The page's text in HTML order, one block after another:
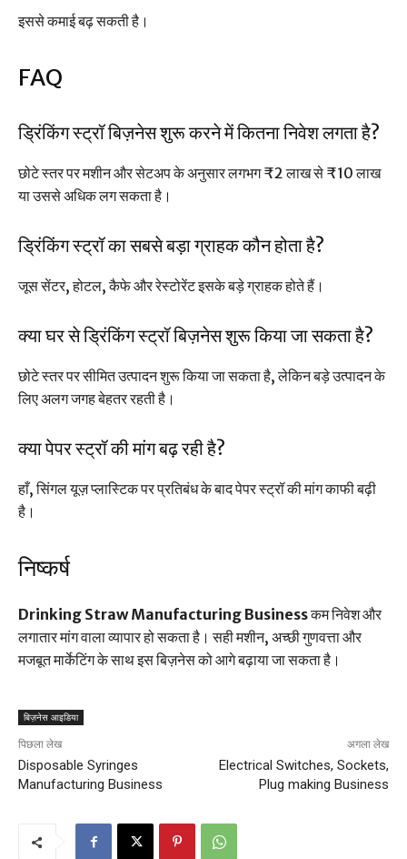
इससे कमाई बढ़ सकती है।
FAQ
ड्रिंकिंग स्ट्रॉ बिज़नेस शुरू करने में कितना निवेश लगता है?
छोटे स्तर पर मशीन और सेटअप के अनुसार लगभग ₹2 लाख से ₹10 लाख
या उससे अधिक लग सकता है।
ड्रिंकिंग स्ट्रॉ का सबसे बड़ा ग्राहक कौन होता है?
जूस सेंटर, होटल, कैफे और रेस्टोरेंट इसके बड़े ग्राहक होते हैं।
क्या घर से ड्रिंकिंग स्ट्रॉ बिज़नेस शुरू किया जा सकता है?
छोटे स्तर पर सीमित उत्पादन शुरू किया जा सकता है, लेकिन बड़े उत्पादन के
लिए अलग जगह बेहतर रहती है।
क्या पेपर स्ट्रॉ की मांग बढ़ रही है?
हाँ, सिंगल यूज़ प्लास्टिक पर प्रतिबंध के बाद पेपर स्ट्रॉ की मांग काफी बढ़ी
है।
निष्कर्ष
Drinking Straw Manufacturing Businessकम निवेश और
लगातार मांग वाला व्यापार हो सकता है। सही मशीन, अच्छी गुणवत्ता और
मजबूत मार्केटिंग के साथ इस बिज़नेस को आगे बढ़ाया जा सकता है।
बिज़नेस आइडिया
पिछला लेख
Disposable Syringes
Manufacturing Business
अगला लेख
Electrical Switches, Sockets,
Plug making Business